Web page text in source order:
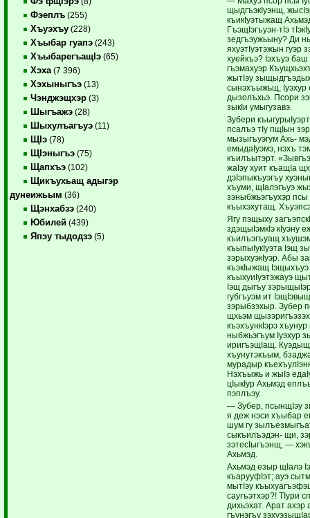
Фэеплъ (255)
Хъуэхъу (228)
Хъыбар гуапэ (243)
ХъыбарегъащIэ (65)
Хэха (7 396)
Хэхыныгъэ (13)
Чэнджэщхэр (3)
Шыгъажэ (28)
Шыхулъагъуэ (11)
ЩIэ (78)
ЩIэныгъэ (75)
Щапхъэ (102)
Щикъухьащ адыгэр
дунеижьым (36)
Щэнхабзэ (240)
Юбилей (439)
Япэу тыдодзэ (5)
щыдгъэкIуэнщ,
къикIуэтыжащ
ГъэщIэгъуэн-тIэ
зедгъэужьыну? Ди
яхуэтIуэтэжын гуэр
хуейкъэ? Iэхъуэ
гъэмахуэр
жытIэу
сынэхъыжьщ, Iуэхур
дызолъхьэ. Псори
зыкIи умыгузавэ.
Зубери
псалъэ тIу пщIын
мызыгъуэгум Ахь-
емыдаIуэмэ, нэхъ
къилъытэрт.
жаIэу хуит къащIа
дэIэпыкъуэгъу
хъуми, щIалэгъуэ
зэныбжьэгъухэр
къыхэхутащ.
Ягу пэщыху
здэщыIэмкIэ кIуэну
къилъэгъуащ
къыпыIукIуэта Iэщ
зэрыхуэкIуэр. Абы
къэкIыжащ Iэщыхъуэ
къыхуиIуэтэжауэ
Iэщ дыгъу
губгъуэм ит
зэрыбзэхыр. Зубер
щхьэм
къэхъункIэрэ хъунур
ныбжьэгъум Iуэхур
иригъэщIащ.
хъунутэкъым,
мурадыр
Нэхъыжь и жыIэ
цIыкIур Ахьмэд
пэплъэу.
— Зубер, псынщIэу
я деж нэси хъыбар
шум гу
сыкъилъэдэн- щи,
зэтесIыгъэнщ, —
Ахьмэд.
Ахьмэд езыр щIалэ
къарууфIэт; ауэ
мытIэу
саугъэтхэр?! ТIури
дихьэхат. Арат ахэр
гъунэгъу